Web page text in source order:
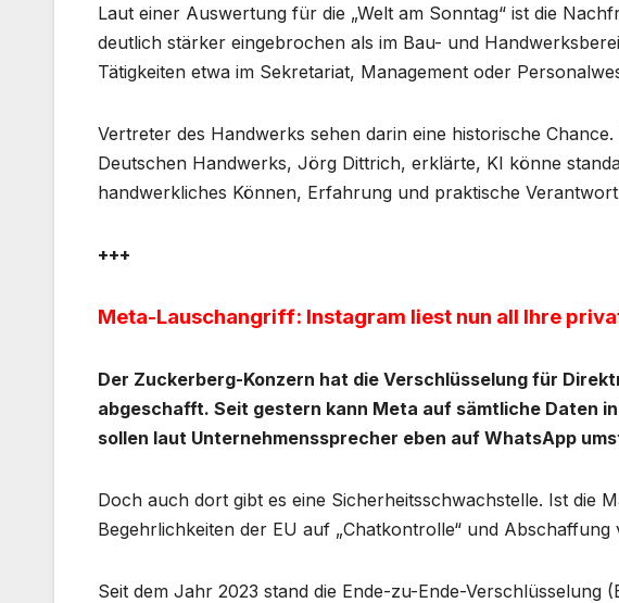
Laut einer Auswertung für die „Welt am Sonntag“ ist die
deutlich stärker eingebrochen als im Bau- und
Tätigkeiten etwa im Sekretariat, Management oder
Vertreter des Handwerks sehen darin eine historische
Deutschen Handwerks, Jörg Dittrich, erklärte, KI könne
handwerkliches Können, Erfahrung und praktische
+++
Meta-Lauschangriff: Instagram liest nun all Ihre
Der Zuckerberg-Konzern hat die Verschlüsselung für
abgeschafft. Seit gestern kann Meta auf sämtliche Daten
sollen laut Unternehmenssprecher eben auf WhatsApp
Doch auch dort gibt es eine Sicherheitsschwachstelle. Ist die
Begehrlichkeiten der EU auf „Chatkontrolle“ und
Seit dem Jahr 2023 stand die Ende-zu-Ende-